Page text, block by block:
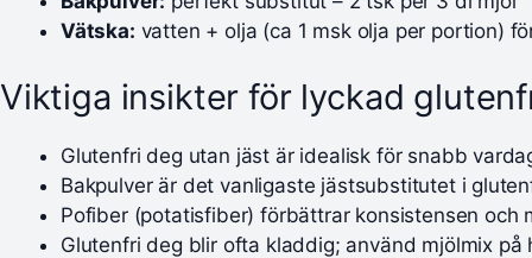
Vätska: vatten + olja (ca 1 msk olja per portion)
Viktiga insikter för lyckad
Glutenfri deg utan jäst är idealisk för snabb
Bakpulver är det vanligaste jästsubstitutet i
Pofiber (potatisfiber) förbättrar konsistensen och
Glutenfri deg blir ofta kladdig; använd mjölmix